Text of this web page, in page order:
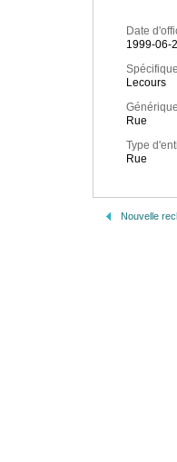
Date
1999-06-
Spécifique
Lecours
Rue
Type
Rue
Nouvelle